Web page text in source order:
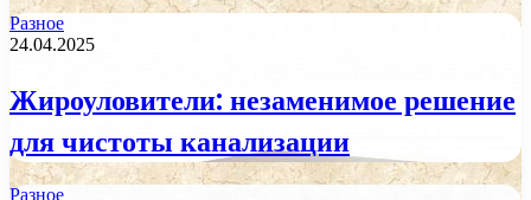
Разное
24.04.2025
Жироуловители: незаменимое решение
для чистоты канализации
Разное